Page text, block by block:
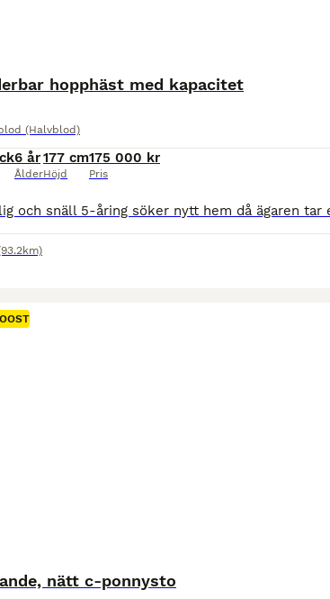
hopphäst med kapacitet
(Halvblod)
6 år
Ålder
177 cm
Höjd
175 000 kr
Pris
nätt c-ponnysto